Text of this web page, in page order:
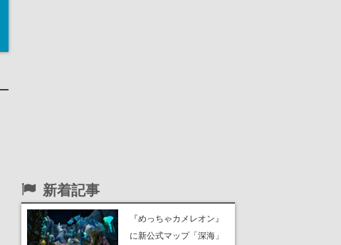
新着記事
『めっちゃカメレオン』
に新公式マップ「深海」